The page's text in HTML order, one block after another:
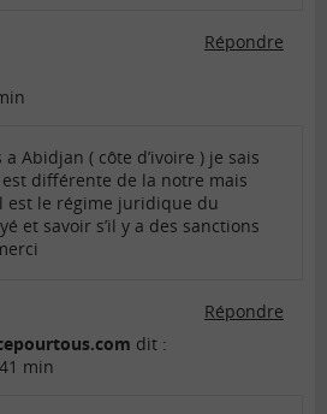
Répondre
Abidjan ( côte d’ivoire ) je sais
différente de la notre mais
est le régime juridique du
et savoir s’il y a des sanctions
Répondre
dit :
min